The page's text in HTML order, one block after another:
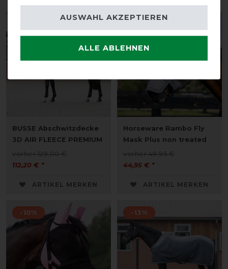
BUSSE Abschwitzdecke
3D AIR FLEECE PREMIUM
vorher 129,00 €
112,20 € *
ARTIKEL MERKEN
Horseware Rambo Fly
Mask Plus non treated
vorher 49,95 €
44,95 € *
ARTIKEL MERKEN
-10% -13%
ALLE ABLEHNEN
AUSWAHL AKZEPTIEREN